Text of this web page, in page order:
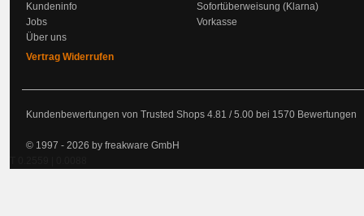
Kundeninfo
Jobs
Über uns
Vertrag Widerrufen
Sofortüberweisung (Klarna)
Vorkasse
Kundenbewertungen von Trusted Shops 4.81 /5.00 bei 1570 Bewertungen
© 1997 - 2026 by freakware GmbH